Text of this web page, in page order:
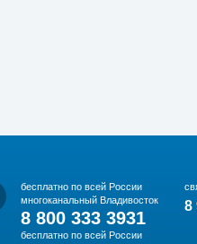
бесплатно по всей России
многоканальный Владивосток
8 800 333 3931
бесплатно по всей России
8